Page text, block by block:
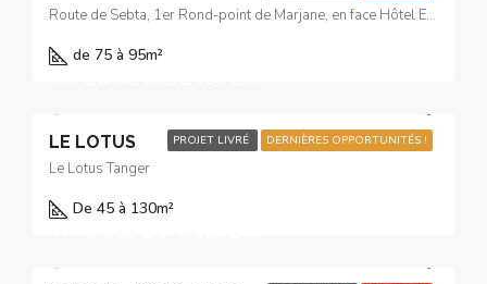
Route de Sebta, 1er Rond-point de Marjane, en face Hôtel El Yacouta
de 75 à 95m²
PROJET LIVRÉ DERNIÈRES OPPORTUNITÉS !
LE LOTUS
Le Lotus Tanger
De 45 à 130m²